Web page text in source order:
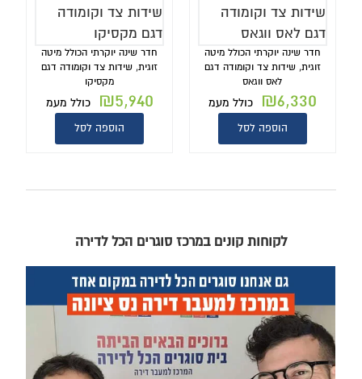
חדר שינה יוקרתי הכולל מיטה
זוגית, שידות צד וקומודה דגם
לאס ווגאס
₪6,330 כולל מעמ
הוספה לסל
חדר שינה יוקרתי הכולל מיטה
זוגית, שידות צד וקומודה דגם
מקסיקו
₪5,940 כולל מעמ
הוספה לסל
לקוחות קונים במרכז סוגרים הכל לדירה